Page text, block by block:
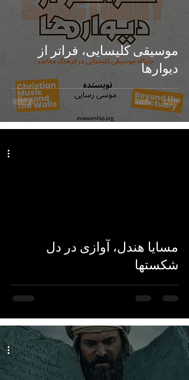
موسیقی کلیسایی، فراتر از
دیوارها
مسایا هندل، آوازی در دل
شکستها